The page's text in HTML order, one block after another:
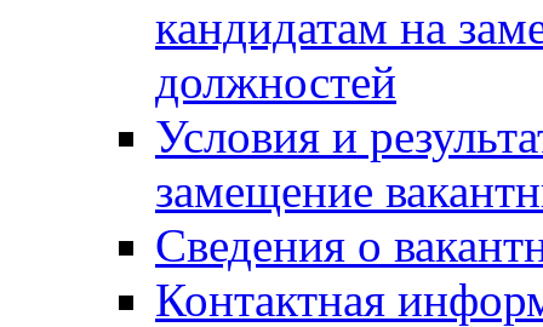
кандидатам на
должностей
Условия и
замещение
Сведения о
Контактная